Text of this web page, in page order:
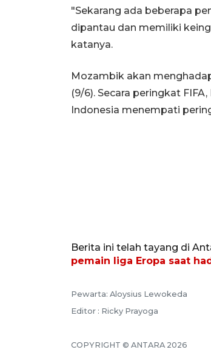
"Sekarang ada beberapa
dipantau dan memiliki
katanya.
Mozambik akan
(9/6). Secara peringkat
Indonesia menempati
Berita ini telah tayang di
pemain liga Eropa saat
Pewarta: Aloysius Lewokeda
Editor : Ricky Prayoga
COPYRIGHT © ANTARA 2026